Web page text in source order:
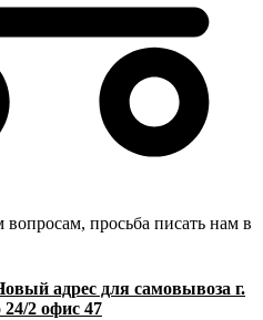
просьба писать нам в
адрес для самовывоза г.
2 офис 47